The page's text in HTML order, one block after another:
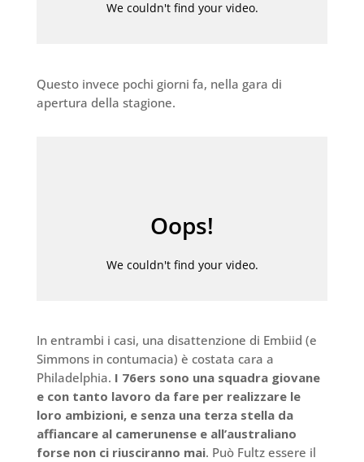
Questo invece pochi giorni fa, nella gara di
apertura della stagione.
In entrambi i casi, una disattenzione di Embiid (e
Simmons in contumacia) è costata cara a
Philadelphia. I 76ers sono una squadra giovane
e con tanto lavoro da fare per realizzare le
loro ambizioni, e senza una terza stella da
affiancare al camerunense e all’australiano
forse non ci riusciranno mai. Può Fultz essere il